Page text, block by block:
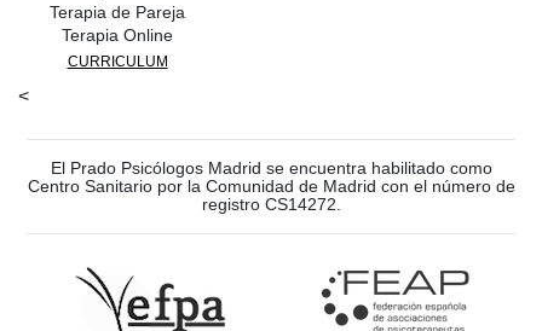
Terapia de Pareja
Terapia Online
CURRICULUM
<
El Prado Psicólogos Madrid se encuentra habilitado como
Centro Sanitario por la Comunidad de Madrid con el número de
registro CS14272.